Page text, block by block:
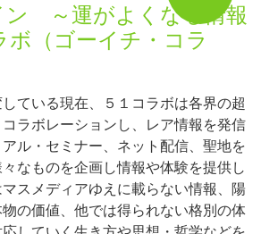
ン ～運がよくなる情報
ボ（ゴーイチ・コラ
ている現在、５１コラボは各界の超
ラボレーションし、レア情報を発信
ル・セミナー、ネット配信、聖地を
なものを企画し情報や体験を提供し
スメディアゆえに載らない情報、陽
の価値、他では得られない格別の体